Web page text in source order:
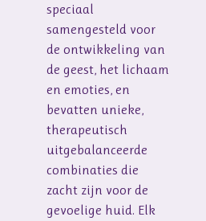
speciaal
samengesteld voor
de ontwikkeling van
de geest, het lichaam
en emoties, en
bevatten unieke,
therapeutisch
uitgebalanceerde
combinaties die
zacht zijn voor de
gevoelige huid. Elk